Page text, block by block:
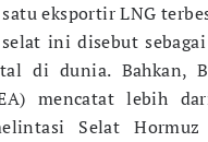
eksportir LNG
ini disebut
di dunia. Bahkan,
mencatat lebih
Selat Hormuz